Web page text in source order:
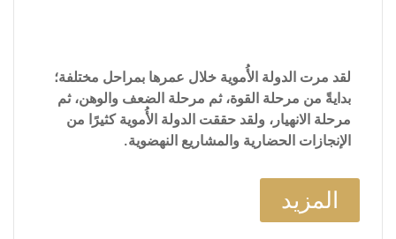
لقد مرت الدولة الأُموية خلال عمرها بمراحل مختلفة؛
بدايةً من مرحلة القوة، ثم مرحلة الضعف والوهن، ثم
مرحلة الانهيار، ولقد حققت الدولة الأُموية كثيرًا من
الإنجازات الحضارية والمشاريع النهضوية.
المزيد